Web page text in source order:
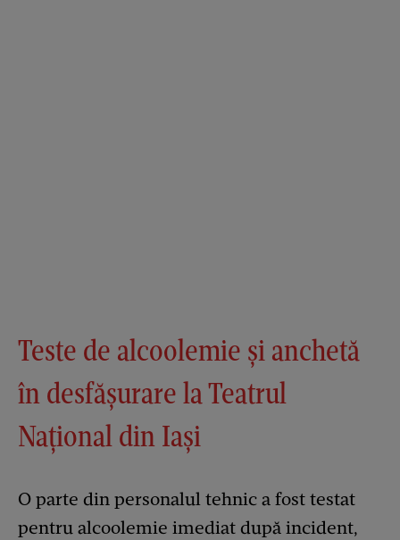
Teste de alcoolemie și anchetă
în desfășurare la Teatrul
Național din Iași
O parte din personalul tehnic a fost testat
pentru alcoolemie imediat după incident,